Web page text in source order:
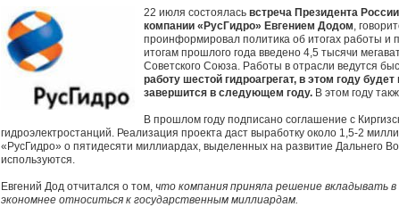
22 июля состоялась встреча Президента
компании «РусГидро» Евгением Додом,
проинформировал политика об итогах работы и
итогам прошлого года введено 4,5 тысячи
Советского Союза. Работы в отрасли ведутся
работу шестой гидроагрегат, в этом году
завершится в следующем году. В этом году
В прошлом году подписано соглашение с
гидроэлектростанций. Реализация проекта даст выработку около 1,5-2
«РусГидро» о пятидесяти миллиардах, выделенных на развитие Дальнего
используются.
Евгений Дод отчитался о том, что компания приняла решение вкладывать
экономнее относиться к государственным миллиардам.